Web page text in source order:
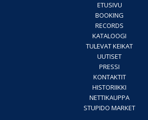
ETUSIVU
BOOKING
RECORDS
KATALOOGI
TULEVAT KEIKAT
UUTISET
PRESSI
KONTAKTIT
HISTORIIKKI
NETTIKAUPPA
STUPIDO MARKET